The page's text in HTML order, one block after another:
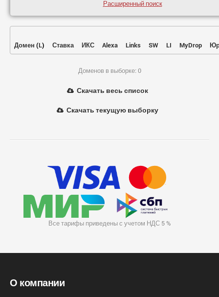
Расширенный поиск
Домен (L) Ставка ИКС Alexa Links SW LI MyDrop
Доменов в выборке: 0
Скачать весь список
Скачать текущую выборку
Все тарифы приведены с учетом НДС 5 %
О компании